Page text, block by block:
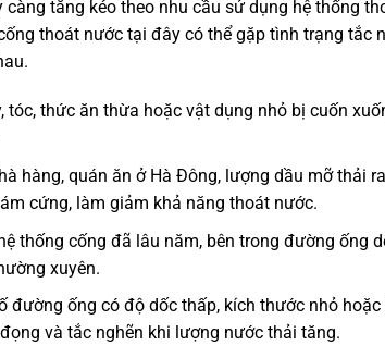
tăng kéo theo nhu cầu sử dụng hệ thống
thoát nước tại đây có thể gặp tình trạng tắc
tóc, thức ăn thừa hoặc vật dụng nhỏ bị cuốn
hàng, quán ăn ở Hà Đông, lượng dầu mỡ thải
cứng, làm giảm khả năng thoát nước.
thống cống đã lâu năm, bên trong đường ống
xuyên.
đường ống có độ dốc thấp, kích thước nhỏ
và tắc nghẽn khi lượng nước thải tăng.